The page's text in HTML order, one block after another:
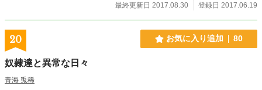
最終更新日 2017.08.30
登録日 2017.06.19
20 お気に入り追加 80
奴隷達と異常な日々
青海 兎稀